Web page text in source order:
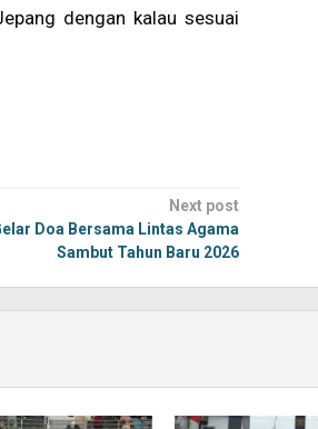
dengan kalau sesuai
Next post
Doa Bersama Lintas Agama
Sambut Tahun Baru 2026